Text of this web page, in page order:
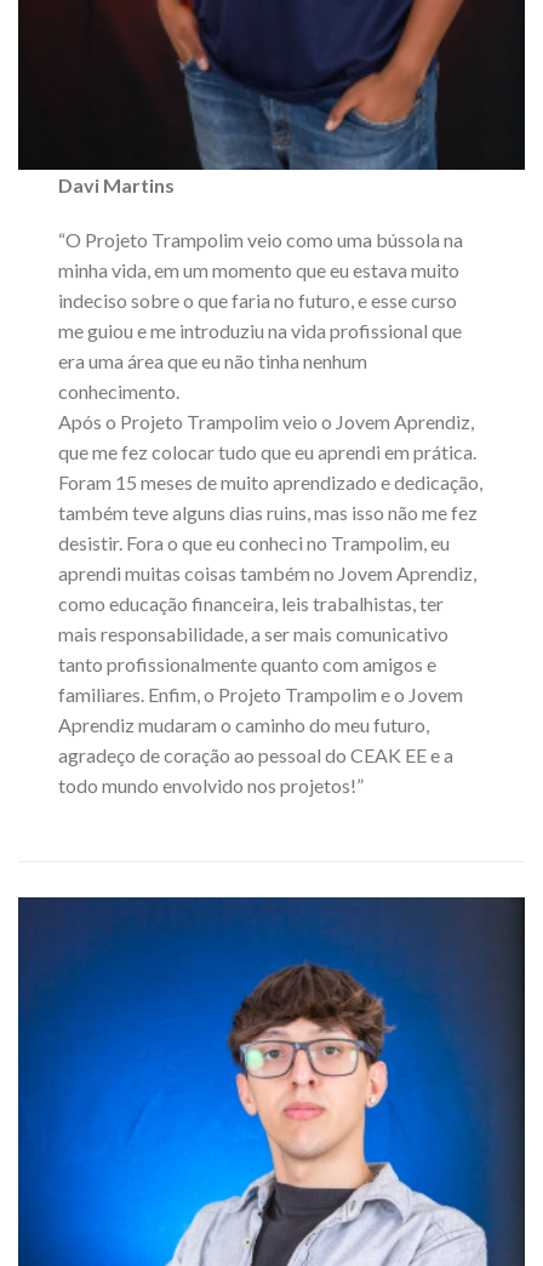
Davi Martins
“O Projeto Trampolim veio como uma bússola na
minha vida, em um momento que eu estava muito
indeciso sobre o que faria no futuro, e esse curso
me guiou e me introduziu na vida profissional que
era uma área que eu não tinha nenhum
conhecimento.
Após o Projeto Trampolim veio o Jovem Aprendiz,
que me fez colocar tudo que eu aprendi em prática.
Foram 15 meses de muito aprendizado e dedicação,
também teve alguns dias ruins, mas isso não me fez
desistir. Fora o que eu conheci no Trampolim, eu
aprendi muitas coisas também no Jovem Aprendiz,
como educação financeira, leis trabalhistas, ter
mais responsabilidade, a ser mais comunicativo
tanto profissionalmente quanto com amigos e
familiares. Enfim, o Projeto Trampolim e o Jovem
Aprendiz mudaram o caminho do meu futuro,
agradeço de coração ao pessoal do CEAK EE e a
todo mundo envolvido nos projetos!”